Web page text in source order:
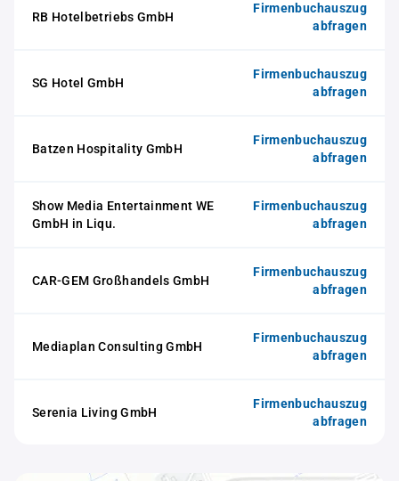
RB Hotelbetriebs GmbH
Firmenbuchauszug
abfragen
SG Hotel GmbH
Firmenbuchauszug
abfragen
Batzen Hospitality GmbH
Firmenbuchauszug
abfragen
Show Media Entertainment WE
GmbH in Liqu.
Firmenbuchauszug
abfragen
CAR-GEM Großhandels GmbH
Firmenbuchauszug
abfragen
Mediaplan Consulting GmbH
Firmenbuchauszug
abfragen
Serenia Living GmbH
Firmenbuchauszug
abfragen